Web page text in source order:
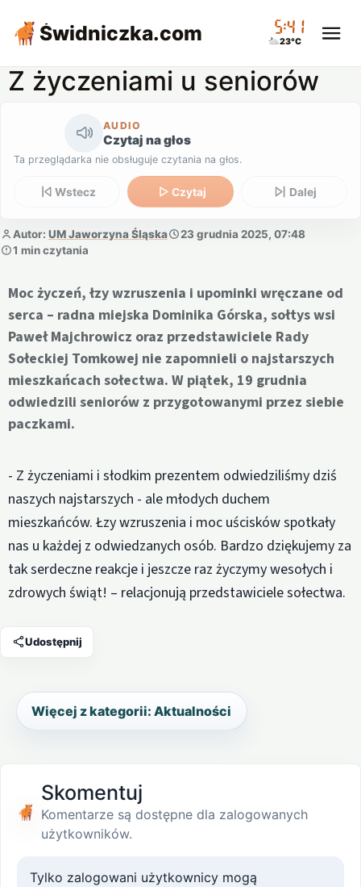
Świdniczka.com 05:41
23°C
Z życzeniami u seniorów
AUDIO
Czytaj na głos
Ta przeglądarka nie obsługuje czytania na głos.
Wstecz Czytaj Dalej
Autor: UM Jaworzyna Śląska
23 grudnia 2025, 07:48
1 min czytania
Moc życzeń, łzy wzruszenia i upominki wręczane od
serca – radna miejska Dominika Górska, sołtys wsi
Paweł Majchrowicz oraz przedstawiciele Rady
Sołeckiej Tomkowej nie zapomnieli o najstarszych
mieszkańcach sołectwa. W piątek, 19 grudnia
odwiedzili seniorów z przygotowanymi przez siebie
paczkami.
- Z życzeniami i słodkim prezentem odwiedziliśmy dziś
naszych najstarszych - ale młodych duchem
mieszkańców. Łzy wzruszenia i moc uścisków spotkały
nas u każdej z odwiedzanych osób. Bardzo dziękujemy za
tak serdeczne reakcje i jeszcze raz życzymy wesołych i
zdrowych świąt! – relacjonują przedstawiciele sołectwa.
Udostępnij
Więcej z kategorii: Aktualności
Skomentuj
Komentarze są dostępne dla zalogowanych
użytkowników.
Tylko zalogowani użytkownicy mogą